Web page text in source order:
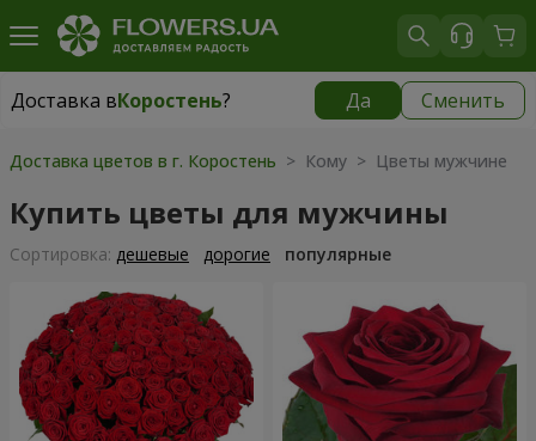
Доставка вКоростень? Да Сменить
Доставка вКоростень|
Доставка цветов в г. Коростень > Кому > Цветы мужчине
Купить цветы для мужчины
Cортировка: дешевые дорогие популярные